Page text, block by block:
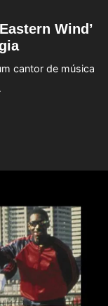
Wind’
cantor de música